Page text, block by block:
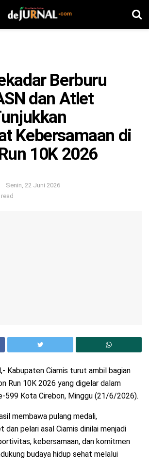
Berburu
dan Atlet
Kebersamaan di
10K 2026
Senin, 22 Juni 2026
,- Kabupaten Ciamis turut ambil bagian
Run 10K 2026 yang digelar dalam
599 Kota Cirebon, Minggu (21/6/2026).
membawa pulang medali,
pelari asal Ciamis dinilai menjadi
kebersamaan, dan komitmen
budaya hidup sehat melalui